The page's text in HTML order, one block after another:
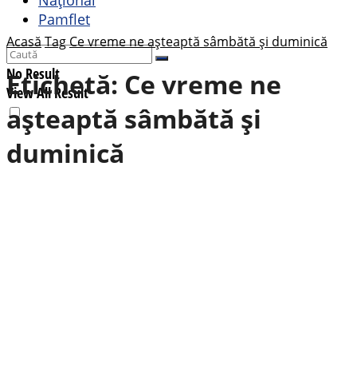
Pamflet
No Result
View All Result
AcasăTagCe vreme ne așteaptă sâmbătă și duminică
Etichetă: Ce vreme ne
așteaptă sâmbătă și
duminică